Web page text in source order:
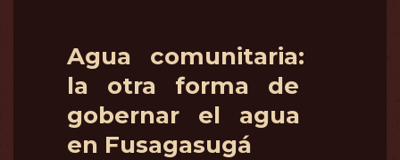
Agua comunitaria:
la otra forma de
gobernar el agua
en Fusagasugá